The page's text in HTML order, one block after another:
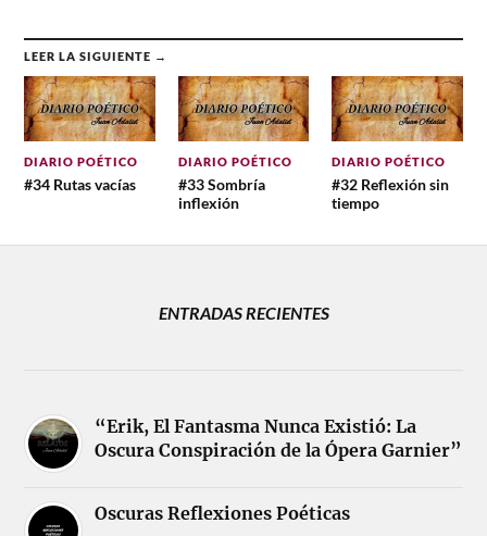
LEER LA SIGUIENTE →
DIARIO POÉTICO
#34 Rutas vacías
DIARIO POÉTICO
#33 Sombría
inflexión
DIARIO POÉTICO
#32 Reflexión sin
tiempo
ENTRADAS RECIENTES
“Erik, El Fantasma Nunca Existió: La
Oscura Conspiración de la Ópera Garnier”
Oscuras Reflexiones Poéticas